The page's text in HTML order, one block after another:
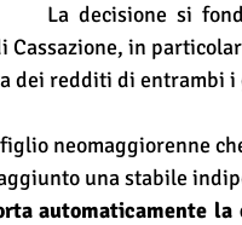
La decisione si
in
dei redditi di entrambi
neomaggiorenne
una stabile
automaticamente